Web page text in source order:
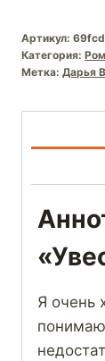
Артикул:
Категория:
Метка: Дарья
Я очень